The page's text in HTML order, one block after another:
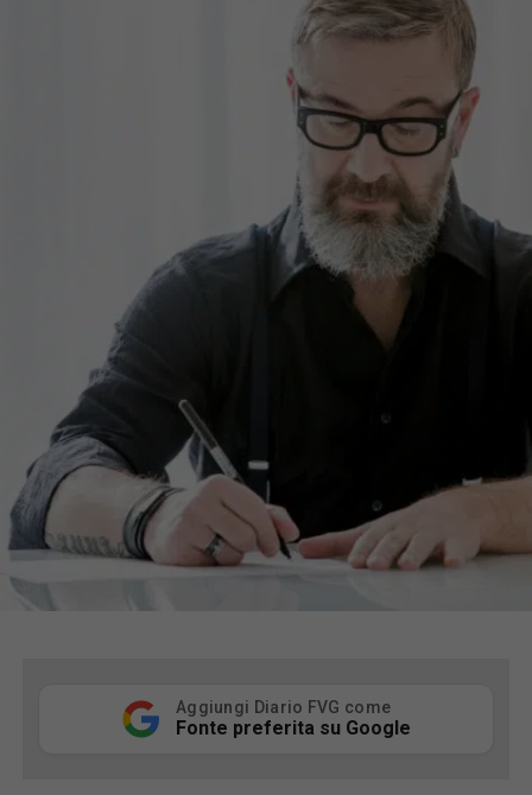
Aggiungi Diario FVG come
Fonte preferita su Google